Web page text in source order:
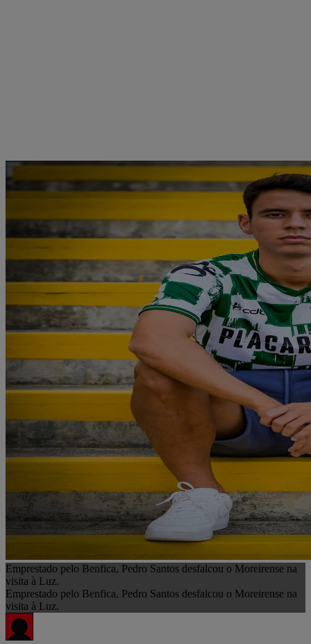
Emprestado pelo Benfica, Pedro Santos desfalcou o Moreirense na
visita à Luz.
Emprestado pelo Benfica, Pedro Santos desfalcou o Moreirense na
visita à Luz.